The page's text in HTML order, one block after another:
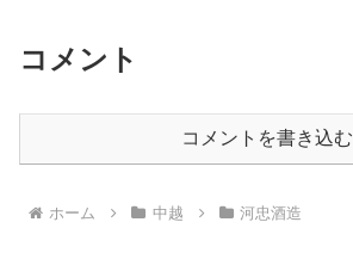
コメント
コメントを書き込む
ホーム 中越 河忠酒造